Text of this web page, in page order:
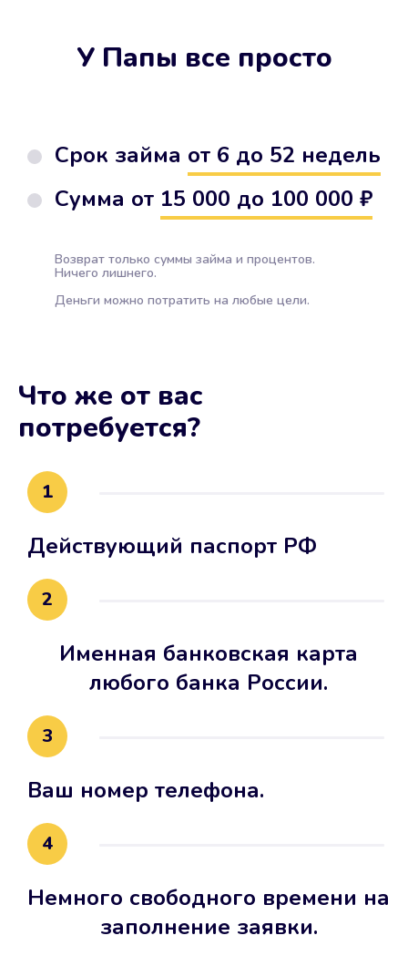
У Папы все просто
Срок займа от 6 до 52 недель
Сумма от 15 000 до 100 000 ₽
Возврат только суммы займа и процентов.
Ничего лишнего.
Деньги можно потратить на любые цели.
Что же от вас
потребуется?
1
Действующий паспорт РФ
2
Именная банковская карта
любого банка России.
3
Ваш номер телефона.
4
Немного свободного времени на
заполнение заявки.